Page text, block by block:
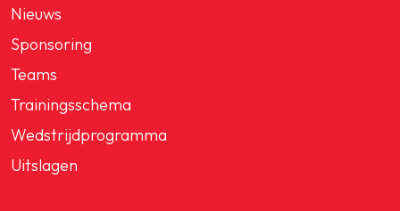
Nieuws
Sponsoring
Teams
Trainingsschema
Wedstrijdprogramma
Uitslagen